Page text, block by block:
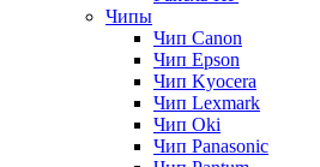
Чипы
Чип Canon
Чип Epson
Чип Kyocera
Чип Lexmark
Чип Oki
Чип Panasonic